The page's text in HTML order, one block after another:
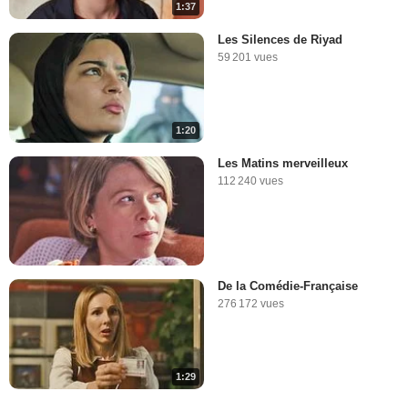
1:37
1:20
Les Silences de Riyad
59 201 vues
Les Matins merveilleux
112 240 vues
1:29
De la Comédie-Française
276 172 vues